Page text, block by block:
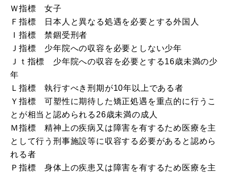
Ｗ指標 女子
Ｆ指標 日本人と異なる処遇を必要とする外国人
Ｉ指標 禁錮受刑者
Ｊ指標 少年院への収容を必要としない少年
Ｊｔ指標 少年院への収容を必要とする16歳未満の少
年
Ｌ指標 執行すべき刑期が10年以上である者
Ｙ指標 可塑性に期待した矯正処遇を重点的に行うこ
とが相当と認められる26歳未満の成人
Ｍ指標 精神上の疾病又は障害を有するため医療を主
として行う刑事施設等に収容する必要があると認めら
れる者
Ｐ指標 身体上の疾患又は障害を有するため医療を主